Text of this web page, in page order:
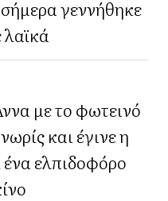
γεννήθηκε
με το φωτεινό
και έγινε η
ελπιδοφόρο